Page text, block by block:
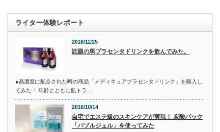
ライター体験レポート
2016/11/25
話題の馬プラセンタドリンクを飲んでみた。
●高濃度に配合された噂の商品「メディキュアプラセンタドリンク」を購入し
てみた！ 年齢とともに肌トラ…
2016/10/14
自宅でエステ級のスキンケアが実現！ 炭酸パック
「バブルジェル」を使ってみた